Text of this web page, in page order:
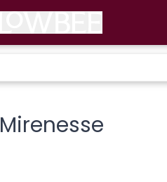
Mirenesse